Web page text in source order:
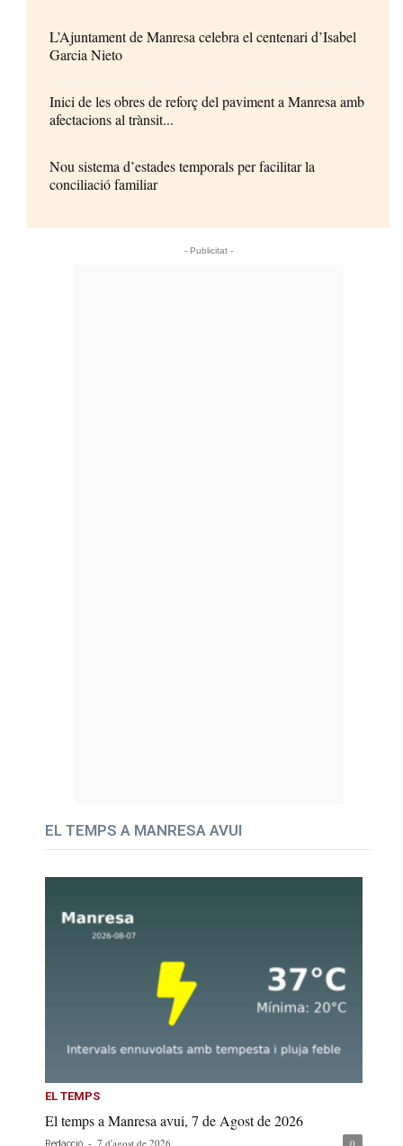
L’Ajuntament de Manresa celebra el centenari d’Isabel
Garcia Nieto
Inici de les obres de reforç del paviment a Manresa amb
afectacions al trànsit...
Nou sistema d’estades temporals per facilitar la
conciliació familiar
- Publicitat -
EL TEMPS A MANRESA AVUI
EL TEMPS
El temps a Manresa avui, 7 de Agost de 2026
Redacció - 7 d'agost de 2026